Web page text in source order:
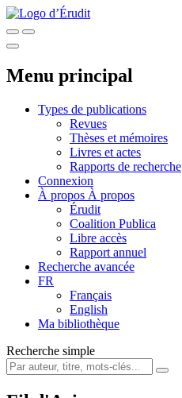
Menu principal
Types de publications
Revues
Thèses et mémoires
Livres et actes
Rapports de recherche
Connexion
À propos À propos
Érudit
Coalition Publica
Libre accès
Rapport annuel
Recherche avancée
FR
Français
English
Ma bibliothèque
Recherche simple